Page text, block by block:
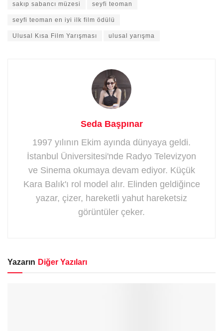
sakıp sabancı müzesi seyfi teoman
seyfi teoman en iyi ilk film ödülü
Ulusal Kısa Film Yarışması ulusal yarışma
Seda Başpınar
1997 yılının Ekim ayında dünyaya geldi.
İstanbul Üniversitesi'nde Radyo Televizyon
ve Sinema okumaya devam ediyor. Küçük
Kara Balık'ı rol model alır. Elinden geldiğince
yazar, çizer, hareketli yahut hareketsiz
görüntüler çeker.
Yazarın Diğer Yazıları